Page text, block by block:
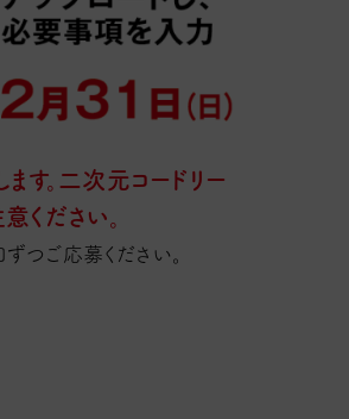
す。二次元コードリー
ください。
つご応募ください。